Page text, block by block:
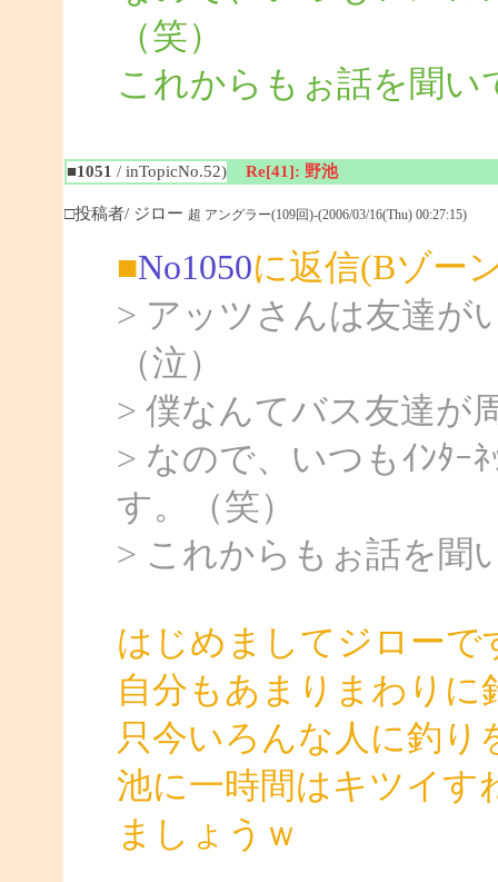
（笑）
これからもぉ話を聞い
■1051 / inTopicNo.52) Re[41]: 野池
□投稿者/ ジロー 超 アングラー(109回)-(2006/03/16(Thu) 00:27:15)
■No1050に返信(Bゾー
> アッツさんは友達が
（泣）
> 僕なんてバス友達が
> なので、いつもｲﾝﾀｰ
す。（笑）
> これからもぉ話を聞
はじめましてジローで
自分もあまりまわりに
只今いろんな人に釣り
池に一時間はキツイす
ましょうｗ